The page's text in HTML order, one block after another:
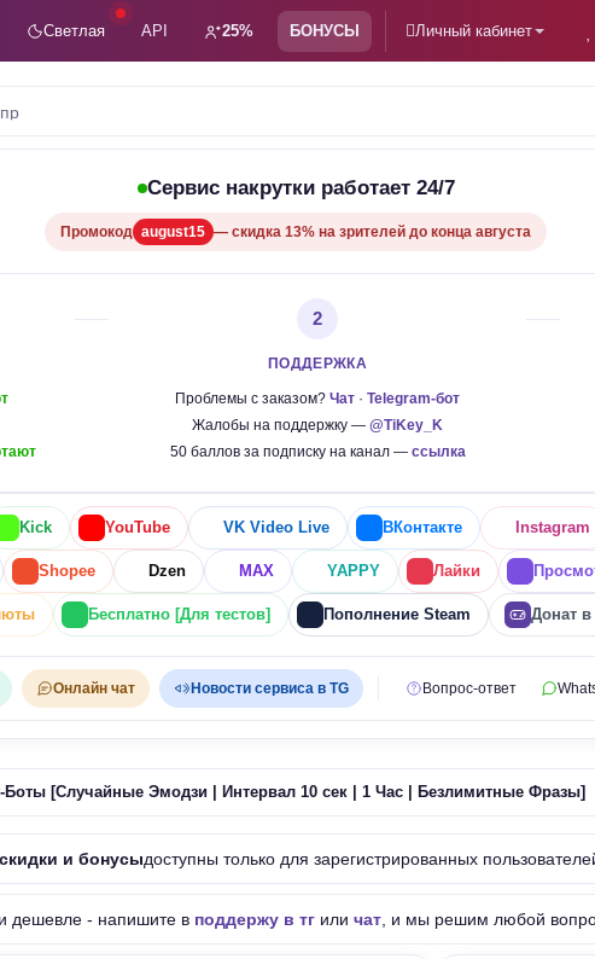
Светлая API 25% БОНУСЫ Личный кабинет
бит
Сервис накрутки работает 24/7
Промокод august15 — скидка 13% на зрителей до конца августа
2
ПОДДЕРЖКА
Проблемы с заказом? Чат · Telegram-бот
Жалобы на поддержку — @TiKey_K
50 баллов за подписку на канал — ссылка
Kick YouTube VK Video Live ВКонтакте Instagram
Shopee Dzen MAX YAPPY Лайки
Бесплатно [Для тестов] Пополнение Steam Донат
Онлайн чат Новости сервиса в TG Вопрос-ответ
Боты [Случайные Эмодзи | Интервал 10 сек | 1 Час | Безлимитные Фразы]
и бонусыдоступны только для зарегистрированных
дешевле - напишите в поддержу в тг или чат , и мы решим любой